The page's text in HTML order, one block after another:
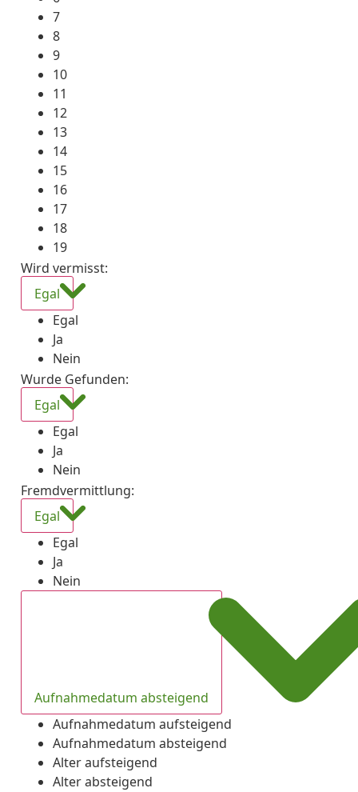
7
8
9
10
11
12
13
14
15
16
17
18
19
Wird vermisst:
Egal
Egal
Ja
Nein
Wurde Gefunden:
Egal
Egal
Ja
Nein
Fremdvermittlung:
Egal
Egal
Ja
Nein
Aufnahmedatum absteigend
Aufnahmedatum aufsteigend
Aufnahmedatum absteigend
Alter aufsteigend
Alter absteigend